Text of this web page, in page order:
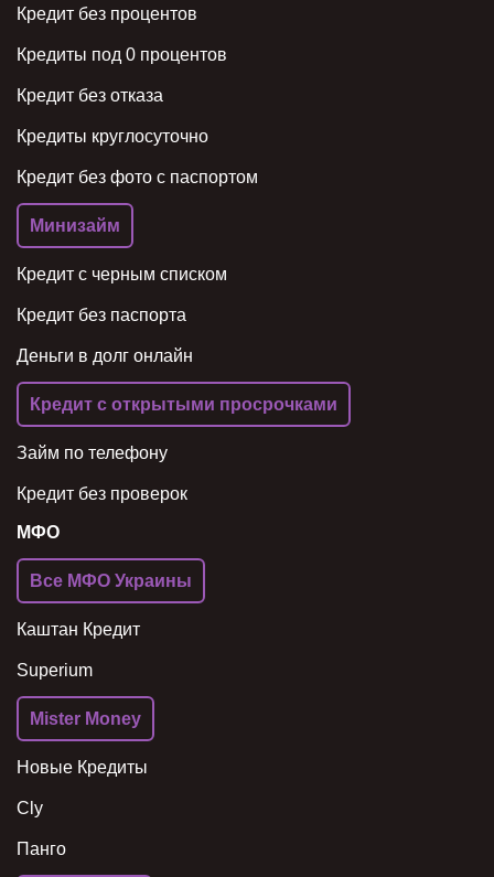
Кредит без процентов
Кредиты под 0 процентов
Кредит без отказа
Кредиты круглосуточно
Кредит без фото с паспортом
Минизайм
Кредит с черным списком
Кредит без паспорта
Деньги в долг онлайн
Кредит с открытыми просрочками
Займ по телефону
Кредит без проверок
МФО
Все МФО Украины
Каштан Кредит
Superium
Mister Money
Новые Кредиты
Cly
Панго